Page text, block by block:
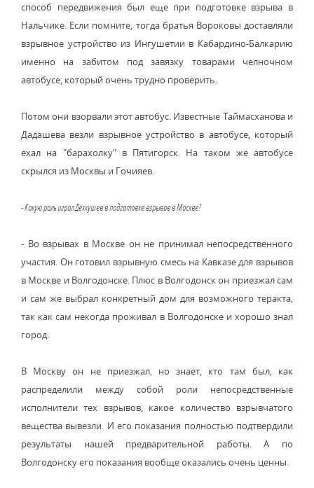
способ передвижения был еще при подготовке взрыва в
Нальчике. Если помните, тогда братья Вороковы доставляли
взрывное устройство из Ингушетии в Кабардино-Балкарию
именно на забитом под завязку товарами челночном
автобусе, который очень трудно проверить.
Потом они взорвали этот автобус. Известные Таймасханова и
Дадашева везли взрывное устройство в автобусе, который
ехал на "барахолку" в Пятигорск. На таком же автобусе
скрылся из Москвы и Гочияев.
- Какую роль играл Деккушев в подготовке взрывов в Москве?
- Во взрывах в Москве он не принимал непосредственного
участия. Он готовил взрывную смесь на Кавказе для взрывов
в Москве и Волгодонске. Плюс в Волгодонск он приезжал сам
и сам же выбрал конкретный дом для возможного теракта,
так как сам некогда проживал в Волгодонске и хорошо знал
город.
В Москву он не приезжал, но знает, кто там был, как
распределили между собой роли непосредственные
исполнители тех взрывов, какое количество взрывчатого
вещества вывезли. И его показания полностью подтвердили
результаты нашей предварительной работы. А по
Волгодонску его показания вообще оказались очень ценны.